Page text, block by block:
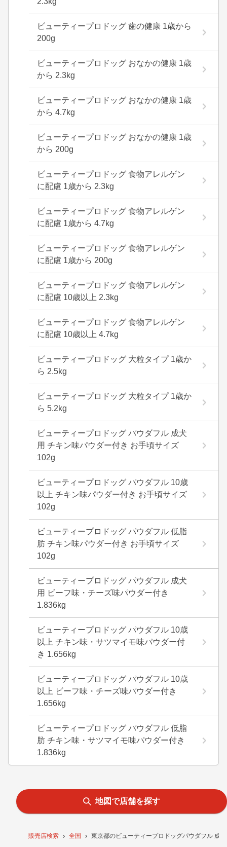
販売店検索 全国 東京都のビューティープロドッグパウダフル 成
ビューティープロドッグ 歯の健康 1歳から
200g
ビューティープロドッグ おなかの健康 1歳
から 2.3kg
ビューティープロドッグ おなかの健康 1歳
から 4.7kg
ビューティープロドッグ おなかの健康 1歳
から 200g
ビューティープロドッグ 食物アレルゲン
に配慮 1歳から 2.3kg
ビューティープロドッグ 食物アレルゲン
に配慮 1歳から 4.7kg
ビューティープロドッグ 食物アレルゲン
に配慮 1歳から 200g
ビューティープロドッグ 食物アレルゲン
に配慮 10歳以上 2.3kg
ビューティープロドッグ 食物アレルゲン
に配慮 10歳以上 4.7kg
ビューティープロドッグ 大粒タイプ 1歳か
ら 2.5kg
ビューティープロドッグ 大粒タイプ 1歳か
ら 5.2kg
ビューティープロドッグ パウダフル 成犬
用 チキン味パウダー付き お手頃サイズ
102g
ビューティープロドッグ パウダフル 10歳
以上 チキン味パウダー付き お手頃サイズ
102g
ビューティープロドッグ パウダフル 低脂
肪 チキン味パウダー付き お手頃サイズ
102g
ビューティープロドッグ パウダフル 成犬
用 ビーフ味・チーズ味パウダー付き
1.836kg
ビューティープロドッグ パウダフル 10歳
以上 チキン味・サツマイモ味パウダー付
き 1.656kg
ビューティープロドッグ パウダフル 10歳
以上 ビーフ味・チーズ味パウダー付き
1.656kg
ビューティープロドッグ パウダフル 低脂
肪 チキン味・サツマイモ味パウダー付き
1.836kg
地図で店舗を探す